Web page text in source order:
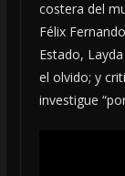
costera del
Félix
Estado,
el olvido; y
investigue